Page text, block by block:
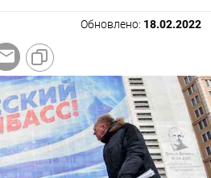
Обновлено: 18.02.2022